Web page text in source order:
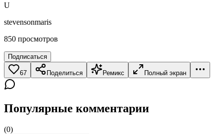
U
stevensonmaris
850 просмотров
Подписаться
67 Поделиться Ремикс Полный экран
Популярные комментарии
(0)